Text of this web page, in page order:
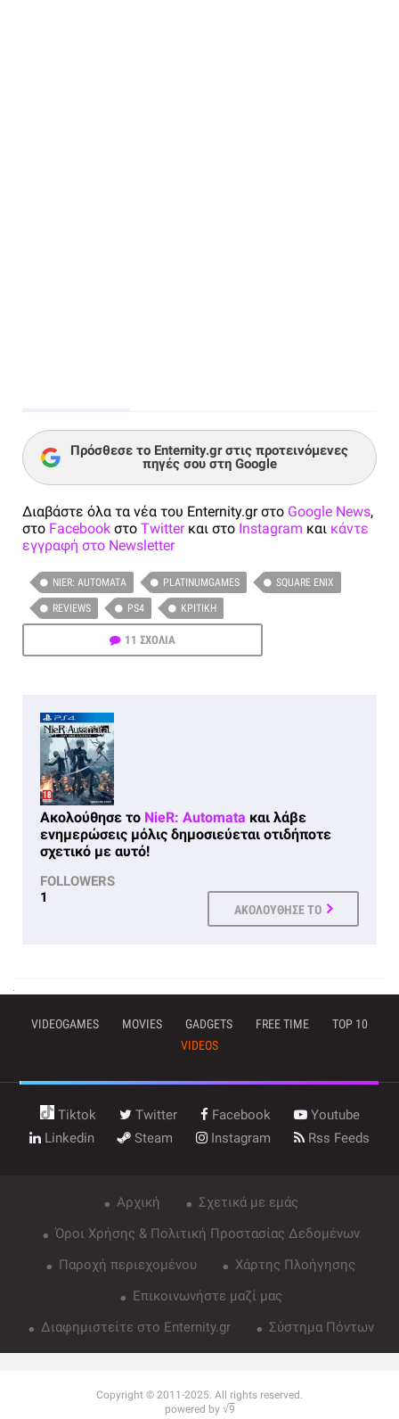
Πρόσθεσε το Enternity.gr στις προτεινόμενες
πηγές σου στη Google
Διαβάστε όλα τα νέα του Enternity.gr στο Google News,
στο Facebook στο Twitterκαι στο Instagram και κάντε
εγγραφή στο Newsletter
NIER: AUTOMATA PLATINUMGAMES SQUARE ENIX
REVIEWS PS4 ΚΡΙΤΙΚΉ
11 ΣΧΟΛΙΑ
Ακολούθησε το NieR: Automata και λάβε
ενημερώσεις μόλις δημοσιεύεται οτιδήποτε
σχετικό με αυτό!
FOLLOWERS
1
ΑΚΟΛΟΥΘΗΣΕ ΤΟ
VIDEOGAMES MOVIES GADGETS FREE TIME
TOP 10
VIDEOS
Tiktok Twitter Facebook
Youtube
Linkedin
Steam Instagram Rss Feeds
Αρχική
Σχετικά με εμάς
Όροι Χρήσης & Πολιτική Προστασίας Δεδομένων
Παροχή περιεχομένου
Χάρτης Πλοήγησης
Επικοινωνήστε μαζί μας
Διαφημιστείτε στο Enternity.gr
Σύστημα Πόντων
Copyright © 2011-2025. All rights reserved.
powered by √9